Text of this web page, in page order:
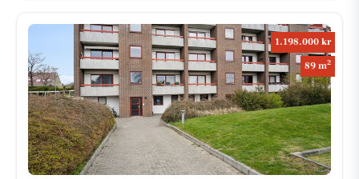
1.198.000 kr
89 m2